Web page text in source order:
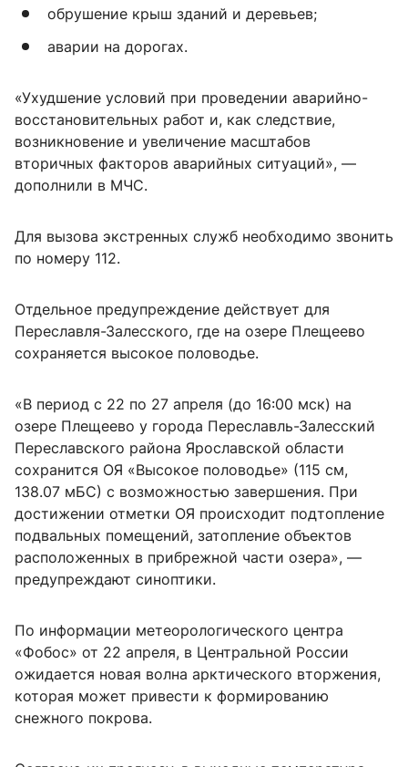
обрушение крыш зданий и деревьев;
аварии на дорогах.
«Ухудшение условий при проведении аварийно-
восстановительных работ и, как следствие,
возникновение и увеличение масштабов
вторичных факторов аварийных ситуаций», —
дополнили в МЧС.
Для вызова экстренных служб необходимо звонить
по номеру 112.
Отдельное предупреждение действует для
Переславля-Залесского, где на озере Плещеево
сохраняется высокое половодье.
«В период с 22 по 27 апреля (до 16:00 мск) на
озере Плещеево у города Переславль-Залесский
Переславского района Ярославской области
сохранится ОЯ «Высокое половодье» (115 см,
138.07 мБС) с возможностью завершения. При
достижении отметки ОЯ происходит подтопление
подвальных помещений, затопление объектов
расположенных в прибрежной части озера», —
предупреждают синоптики.
По информации метеорологического центра
«Фобос» от 22 апреля, в Центральной России
ожидается новая волна арктического вторжения,
которая может привести к формированию
снежного покрова.